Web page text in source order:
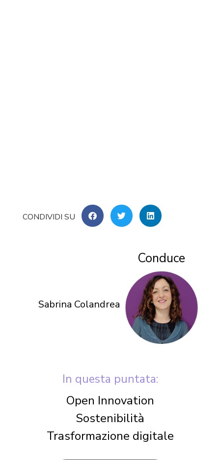
Conduce
Sabrina Colandrea
In questa puntata:
Open Innovation
Sostenibilità
Trasformazione digitale